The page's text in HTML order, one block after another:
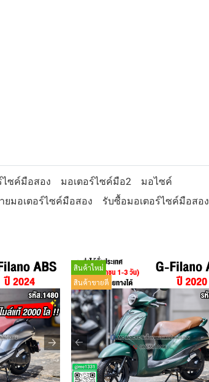
ไซค์มือสอง มอเตอร์ไซค์มือ2
มอไซค์
ยมอเตอร์ไซค์มือสอง
รับซื้อมอเตอร์ไซค์มือสอง
สินค้าใหม่
สินค้าขายดี